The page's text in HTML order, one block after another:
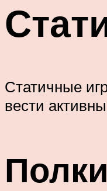
Статичные
вести
Полки